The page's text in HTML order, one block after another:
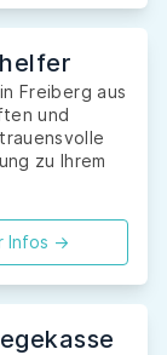
Freiberg aus
und
zu Ihrem
Infos ->